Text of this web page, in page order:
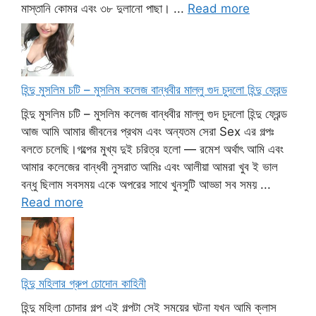
মাস্তানি কোমর এবং ৩৮ দুলানো পাছা। ... Read more
হিন্দু মুসলিম চটি – মুসলিম কলেজ বান্ধবীর মাল্লু গুদ চুদলো হিন্দু ফ্রেন্ড
হিন্দু মুসলিম চটি – মুসলিম কলেজ বান্ধবীর মাল্লু গুদ চুদলো হিন্দু ফ্রেন্ড
আজ আমি আমার জীবনের প্রথম এবং অন্যতম সেরা Sex এর গল্পঃ
বলতে চলেছি।গল্পের মুখ্য দুই চরিত্র হলো — রমেশ অর্থাৎ আমি এবং
আমার কলেজের বান্ধবী নুসরাত আমিঃ এবং আলীয়া আমরা খুব ই ভাল
বন্ধু ছিলাম সবসময় একে অপরের সাথে খুনসুটি আড্ডা সব সময় ...
Read more
হিন্দু মহিলার গ্রুপ চোদোন কাহিনী
হিন্দু মহিলা চোদার গল্প এই গল্পটা সেই সময়ের ঘটনা যখন আমি ক্লাস